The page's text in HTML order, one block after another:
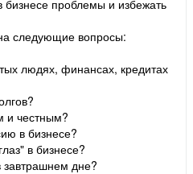
бизнесе проблемы и избежать
следующие вопросы:
людях, финансах, кредитах
и честным?
в бизнесе?
в бизнесе?
завтрашнем дне?